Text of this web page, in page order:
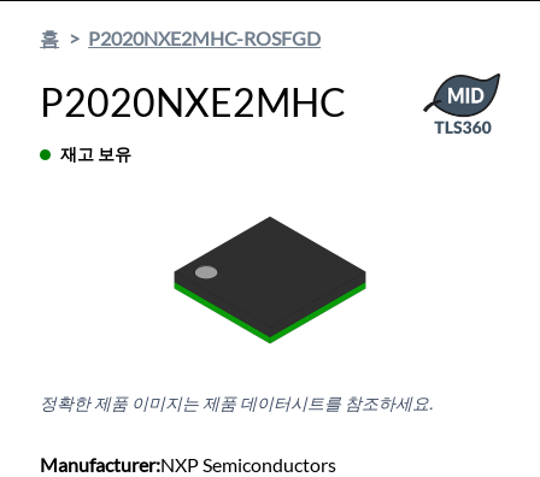
홈 P2020NXE2MHC-ROSFGD
P2020NXE2MHC
재고 보유
정확한 제품 이미지는 제품 데이터시트를 참조하세요.
Manufacturer:NXP Semiconductors